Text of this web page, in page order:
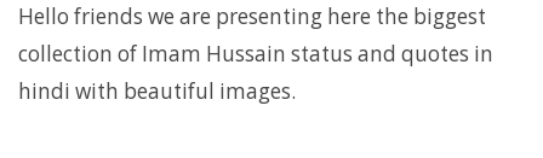
Hello friends we are presenting here the biggest
collection of Imam Hussain status and quotes in
hindi with beautiful images.